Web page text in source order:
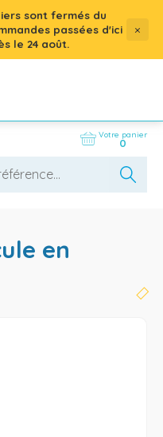
sont fermés du
passées d'ici
le 24 août.
×
Votre panier
0